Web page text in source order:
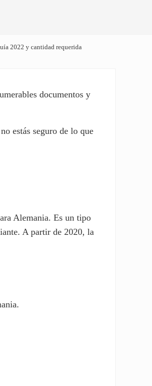
2022 y cantidad requerida
documentos y
estás seguro de lo que
Alemania. Es un tipo
A partir de 2020, la